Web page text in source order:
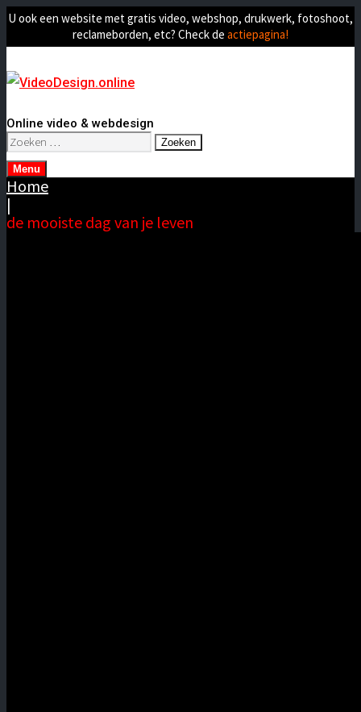
U ook een website met gratis video, webshop, drukwerk, fotoshoot,
reclameborden, etc? Check de actiepagina!
Online video & webdesign
Zoeken
naar:
Menu
Home
|
de mooiste dag van je leven